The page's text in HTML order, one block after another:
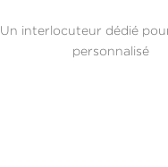
Un interlocuteur dédié
personnalisé